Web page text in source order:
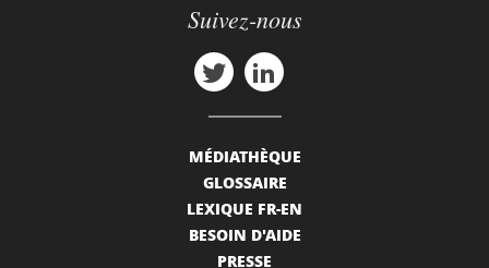
Suivez-nous
MÉDIATHÈQUE
GLOSSAIRE
LEXIQUE FR-EN
BESOIN D'AIDE
PRESSE